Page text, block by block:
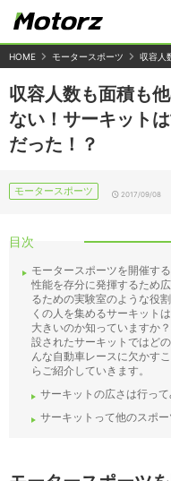
HOME モータースポーツ 収容人
収容人数も面積も
ない！サーキット
だった！？
モータースポーツ 2017/09/08
目次
モータースポーツを開催す
性能を存分に発揮するため
るための実験室のような役
くの人を集めるサーキット
大きいのか知っていますか
設されたサーキットではど
んな自動車レースに欠かす
らご紹介していきます。
サーキットの広さは行っ
サーキットって他のスポ